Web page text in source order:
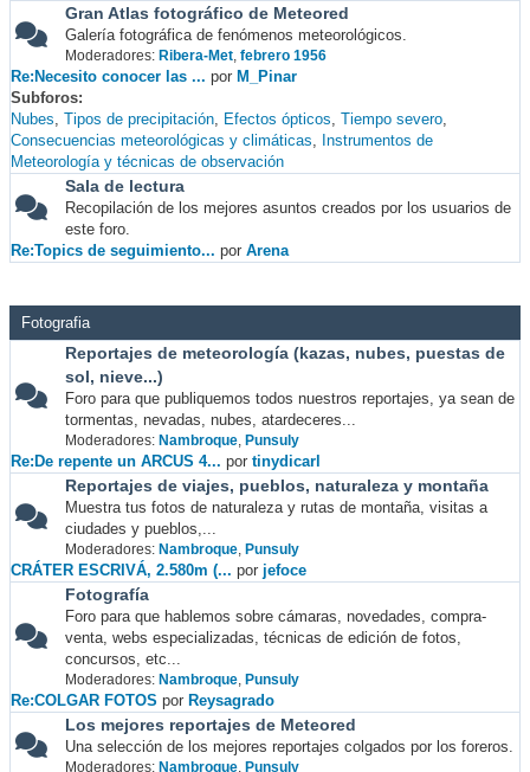
Gran Atlas fotográfico de Meteored
Galería fotográfica de fenómenos meteorológicos.
Moderadores: Ribera-Met, febrero 1956
Re:Necesito conocer las ... por M_Pinar
Subforos
Nubes Tipos de precipitación Efectos ópticos Tiempo severo
Consecuencias meteorológicas y climáticas
Instrumentos de
Meteorología y técnicas de observación
Sala de lectura
Recopilación de los mejores asuntos creados por los usuarios de
este foro.
Re:Topics de seguimiento... por Arena
Fotografia
Reportajes de meteorología (kazas, nubes, puestas de
sol, nieve...)
Foro para que publiquemos todos nuestros reportajes, ya sean de
tormentas, nevadas, nubes, atardeceres...
Moderadores: Nambroque, Punsuly
Re:De repente un ARCUS 4... por tinydicarl
Reportajes de viajes, pueblos, naturaleza y montaña
Muestra tus fotos de naturaleza y rutas de montaña, visitas a
ciudades y pueblos,...
Moderadores: Nambroque, Punsuly
CRÁTER ESCRIVÁ, 2.580m (... por jefoce
Fotografía
Foro para que hablemos sobre cámaras, novedades, compra-
venta, webs especializadas, técnicas de edición de fotos,
concursos, etc...
Moderadores: Nambroque, Punsuly
Re:COLGAR FOTOS por Reysagrado
Los mejores reportajes de Meteored
Una selección de los mejores reportajes colgados por los foreros.
Moderadores: Nambroque, Punsuly